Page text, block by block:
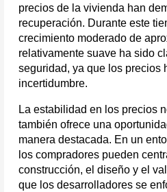
precios de la vivienda han
recuperación. Durante este
crecimiento moderado de
relativamente suave ha sido
seguridad, ya que los precios
incertidumbre.
La estabilidad en los precios
también ofrece una
manera destacada. En un
los compradores pueden
construcción, el diseño y el
que los desarrolladores se